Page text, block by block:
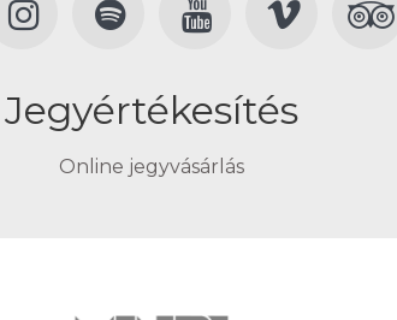
Jegyértékesítés
Online jegyvásárlás